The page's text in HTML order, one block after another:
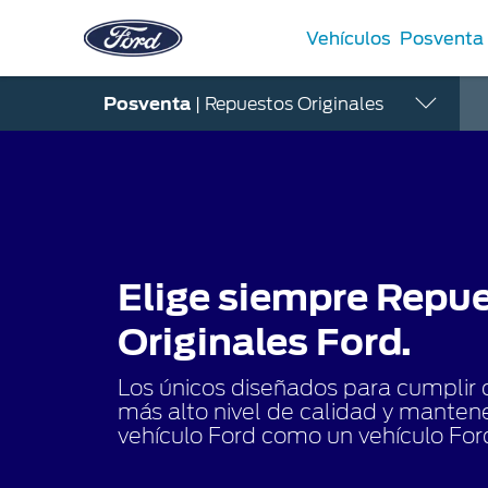
Acessibility
Manuales
Conoce Tu Ford
Servicio
Guía de
Tecnología
Acerca de Ford
Noticias
Contacto
Iniciar Sesión
Cambiar contraseña
Vehículos Posventa
Posventa | Repuestos Originales
Elige siempre
Originales Ford.
Los únicos diseñados para cumplir
más alto nivel de calidad y
vehículo Ford como un vehículo